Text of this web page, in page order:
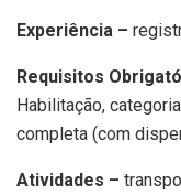
Experiência –
Requisitos
Habilitação,
completa (com
Atividades –